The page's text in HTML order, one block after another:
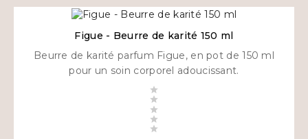
Figue - Beurre de karité 150 ml
Beurre de karité parfum Figue, en pot de 150 ml
pour un soin corporel adoucissant.




